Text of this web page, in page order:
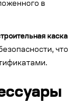
в
каска
что